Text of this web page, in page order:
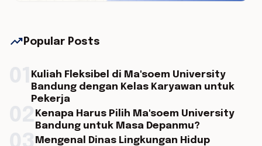
trending_up Popular Posts
Kuliah Fleksibel di Ma'soem University
Bandung dengan Kelas Karyawan untuk
Pekerja
Kenapa Harus Pilih Ma'soem University
Bandung untuk Masa Depanmu?
Mengenal Dinas Lingkungan Hidup